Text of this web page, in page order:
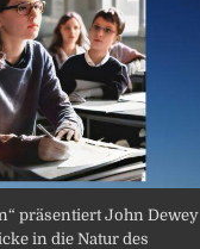
präsentiert John Dewey
in die Natur des